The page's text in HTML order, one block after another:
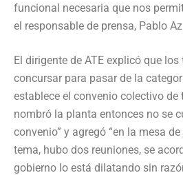
funcional necesaria que nos
el responsable de prensa, Pablo
El dirigente de ATE explicó que
concursar para pasar de la
establece el convenio colectivo de
nombró la planta entonces no se
convenio” y agregó “en la mesa
tema, hubo dos reuniones, se
gobierno lo está dilatando sin